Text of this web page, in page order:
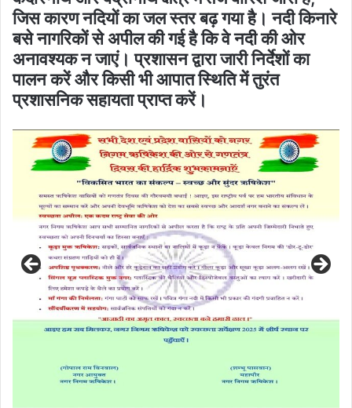
जिस कारण नदियों का जल स्तर बढ़ गया है। नदी किनारे
बसे नागरिकों से अपील की गई है कि वे नदी की ओर
अनावश्यक न जाएं। प्रशासन द्वारा जारी निर्देशों का
पालन करें और किसी भी आपात स्थिति में तुरंत
प्रशासनिक सहायता प्राप्त करें।